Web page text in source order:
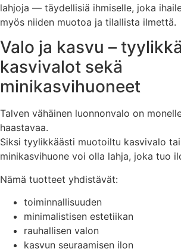
lahjoja — täydellisiä ihmiselle, joka
myös niiden muotoa ja tilallista ilmettä.
Valo ja kasvu –
kasvivalot sekä
minikasvihuoneet
Talven vähäinen luonnonvalo on
haastavaa.
Siksi tyylikkäästi muotoiltu kasvivalo
minikasvihuone voi olla lahja, joka tuo
Nämä tuotteet yhdistävät:
toiminnallisuuden
minimalistisen estetiikan
rauhallisen valon
kasvun seuraamisen ilon